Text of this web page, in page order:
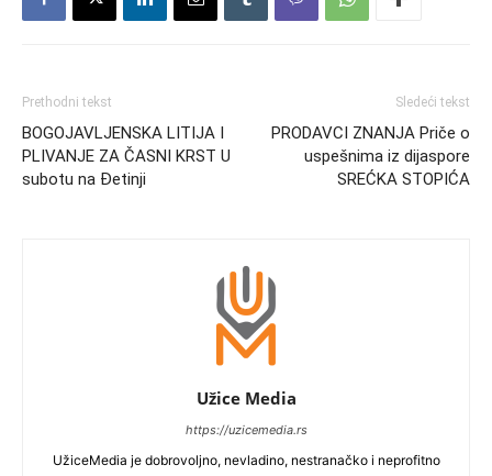
Prethodni tekst
BOGOJAVLJENSKA LITIJA I
PLIVANJE ZA ČASNI KRST U
subotu na Đetinji
Sledeći tekst
PRODAVCI ZNANJA Priče o
uspešnima iz dijaspore
SREĆKA STOPIĆA
Užice Media
https://uzicemedia.rs
UžiceMedia je dobrovoljno, nevladino, nestranačko i neprofitno